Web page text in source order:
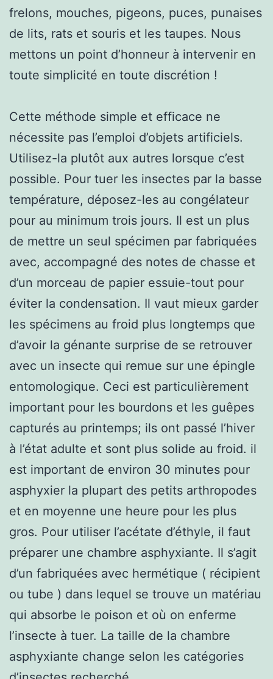
frelons, mouches, pigeons, puces, punaises
de lits, rats et souris et les taupes. Nous
mettons un point d’honneur à intervenir en
toute simplicité en toute discrétion !
Cette méthode simple et efficace ne
nécessite pas l’emploi d’objets artificiels.
Utilisez-la plutôt aux autres lorsque c’est
possible. Pour tuer les insectes par la basse
température, déposez-les au congélateur
pour au minimum trois jours. Il est un plus
de mettre un seul spécimen par fabriquées
avec, accompagné des notes de chasse et
d’un morceau de papier essuie-tout pour
éviter la condensation. Il vaut mieux garder
les spécimens au froid plus longtemps que
d’avoir la génante surprise de se retrouver
avec un insecte qui remue sur une épingle
entomologique. Ceci est particulièrement
important pour les bourdons et les guêpes
capturés au printemps; ils ont passé l’hiver
à l’état adulte et sont plus solide au froid. il
est important de environ 30 minutes pour
asphyxier la plupart des petits arthropodes
et en moyenne une heure pour les plus
gros. Pour utiliser l’acétate d’éthyle, il faut
préparer une chambre asphyxiante. Il s’agit
d’un fabriquées avec hermétique ( récipient
ou tube ) dans lequel se trouve un matériau
qui absorbe le poison et où on enferme
l’insecte à tuer. La taille de la chambre
asphyxiante change selon les catégories